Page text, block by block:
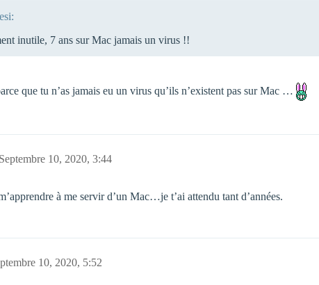
inutile, 7 ans sur Mac jamais un virus !!
que tu n’as jamais eu un virus qu’ils n’existent pas sur Mac …
Septembre 10, 2020, 3:44
à me servir d’un Mac…je t’ai attendu tant d’années.
10, 2020, 5:52